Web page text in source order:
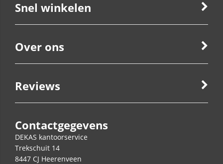
Snel winkelen
Over ons
Reviews
Contactgegevens
DEKAS kantoorservice
Trekschuit 14
8447 CJ Heerenveen